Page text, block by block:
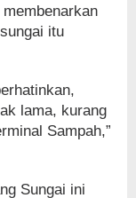
itu
lama, kurang
Sampah,”
Sungai ini